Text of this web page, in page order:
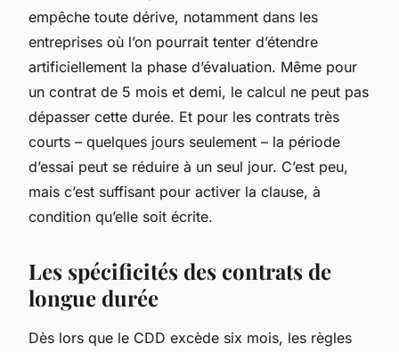
empêche toute dérive, notamment dans les
entreprises où l’on pourrait tenter d’étendre
artificiellement la phase d’évaluation. Même pour
un contrat de 5 mois et demi, le calcul ne peut pas
dépasser cette durée. Et pour les contrats très
courts – quelques jours seulement – la période
d’essai peut se réduire à un seul jour. C’est peu,
mais c’est suffisant pour activer la clause, à
condition qu’elle soit écrite.
Les spécificités des contrats de
longue durée
Dès lors que le CDD excède six mois, les règles